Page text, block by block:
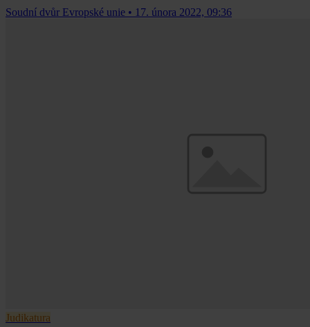
Soudní dvůr Evropské unie • 17. února 2022, 09:36
Judikatura